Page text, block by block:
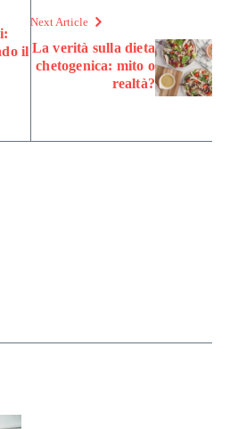
il
Next Article
La verità sulla dieta
chetogenica: mito o
realtà?